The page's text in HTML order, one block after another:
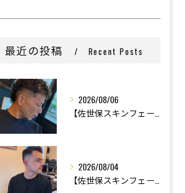
最近の投稿 Recent Posts
2026/08/06
2026/08/04